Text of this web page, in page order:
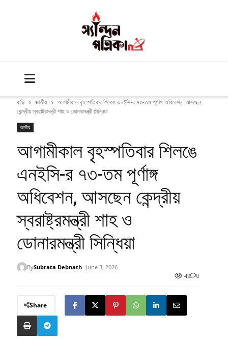
বাড়ি জাতীয়
আগামীকাল বৃহস্পতিবার শিলঙে এনইসি-র ৭৩-তম পূর্ণাঙ্গ অধিবেশন, আসছেন
কেন্দ্রীয় স্বরাষ্ট্রমন্ত্রী শাহ ও ডোনারমন্ত্রী সিন্ধিয়া
জাতীয়
আগামীকাল বৃহস্পতিবার শিলঙে
এনইসি-র ৭৩-তম পূর্ণাঙ্গ
অধিবেশন, আসছেন কেন্দ্রীয়
স্বরাষ্ট্রমন্ত্রী শাহ ও
ডোনারমন্ত্রী সিন্ধিয়া
BySubrata Debnath
June 3, 2026
49
0
Share